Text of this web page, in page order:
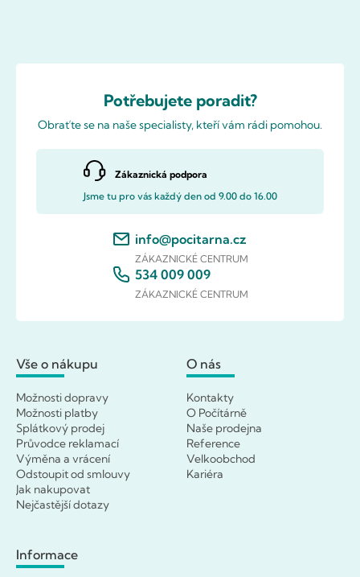
Potřebujete poradit?
Obraťte se na naše specialisty, kteří vám rádi pomohou.
Zákaznická podpora
Jsme tu pro vás každý den od 9.00 do 16.00
info@pocitarna.cz
ZÁKAZNICKÉ CENTRUM
534 009 009
ZÁKAZNICKÉ CENTRUM
Vše o nákupu
Možnosti dopravy
Možnosti platby
Splátkový prodej
Průvodce reklamací
Výměna a vrácení
Odstoupit od smlouvy
Jak nakupovat
Nejčastější dotazy
O nás
Kontakty
O Počítárně
Naše prodejna
Reference
Velkoobchod
Kariéra
Informace